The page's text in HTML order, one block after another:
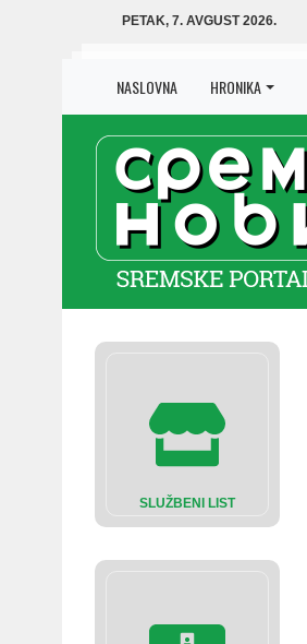
PETAK, 7. AVGUST 2026.
NASLOVNA HRONIKA
SLUŽBENI LIST